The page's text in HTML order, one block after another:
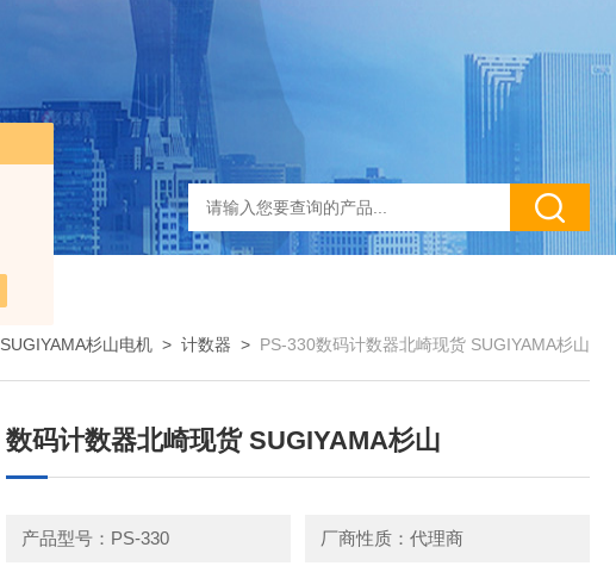
SUGIYAMA杉山电机 > 计数器 > PS-330数码计数器北崎现货 SUGIYAMA杉山
数码计数器北崎现货 SUGIYAMA杉山
产品型号：PS-330 厂商性质：代理商